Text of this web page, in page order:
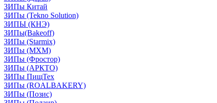
ЗИПы Китай
ЗИПы (Tekno Solution)
ЗИПЫ (КНЭ)
ЗИПы(Bakeoff)
ЗИПы (Starmix)
ЗИПы (МХМ)
ЗИПы (Фростор)
ЗИПы (АРКТО)
ЗИПы ПищТех
ЗИПы (ROALBAKERY)
ЗИПы (Позис)